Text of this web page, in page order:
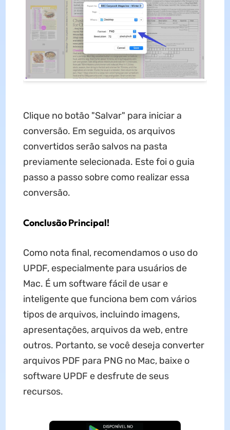
Clique no botão "Salvar" para iniciar a
conversão. Em seguida, os arquivos
convertidos serão salvos na pasta
previamente selecionada. Este foi o guia
passo a passo sobre como realizar essa
conversão.
Conclusão Principal!
Como nota final, recomendamos o uso do
UPDF, especialmente para usuários de
Mac. É um software fácil de usar e
inteligente que funciona bem com vários
tipos de arquivos, incluindo imagens,
apresentações, arquivos da web, entre
outros. Portanto, se você deseja converter
arquivos PDF para PNG no Mac, baixe o
software UPDF e desfrute de seus
recursos.